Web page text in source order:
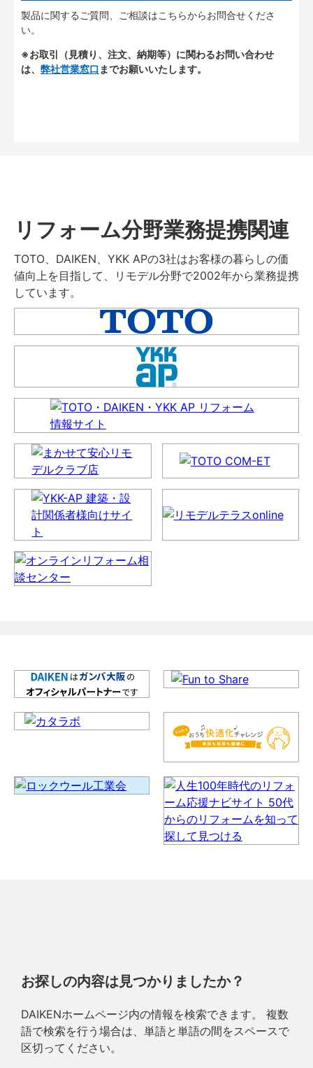
製品に関するご質問、ご相談はこちらからお問合せくださ
い。
※お取引（見積り、注文、納期等）に関わるお問い合わせ
は、 弊社営業窓口 までお願いいたします。
リフォーム分野業務提携関連
TOTO、DAIKEN、YKK APの3社はお客様の暮らしの価
値向上を目指して、リモデル分野で2002年から業務提携
しています。
お探しの内容は見つかりましたか？
DAIKENホームページ内の情報を検索できます。 複数
語で検索を行う場合は、単語と単語の間をスペースで
区切ってください。